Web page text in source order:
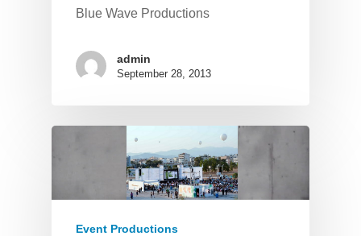
Blue Wave Productions
admin
September 28, 2013
Event Productions